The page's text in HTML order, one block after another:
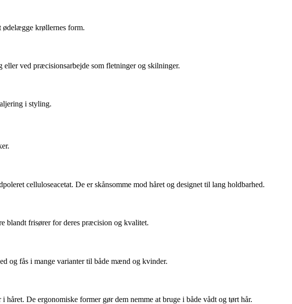
ødelægge krøllernes form.
ved præcisionsarbejde som fletninger og skilninger.
i styling.
celluloseacetat. De er skånsomme mod håret og designet til lang holdbarhed.
blandt frisører for deres præcision og kvalitet.
og fås i mange varianter til både mænd og kvinder.
De ergonomiske former gør dem nemme at bruge i både vådt og tørt hår.